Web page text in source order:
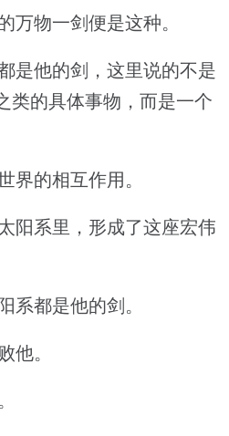
物一剑便是这种。
是他的剑，这里说的不是
类的具体事物，而是一个
的相互作用。
阳系里，形成了这座宏伟
都是他的剑。
他。